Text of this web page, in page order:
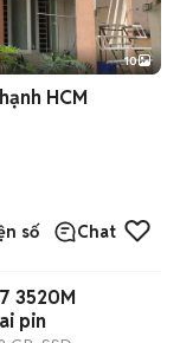
+2
10
HCM
số Chat
3520M
pin